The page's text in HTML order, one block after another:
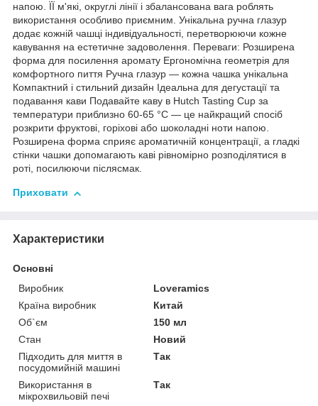
напою. ЇЇ м'які, округлі лінії і збалансована вага роблять
використання особливо приємним. Унікальна ручна глазур
додає кожній чашці індивідуальності, перетворюючи кожне
кавування на естетичне задоволення. Переваги: Розширена
форма для посилення аромату Ергономічна геометрія для
комфортного пиття Ручна глазур — кожна чашка унікальна
Компактний і стильний дизайн Ідеальна для дегустації та
подавання кави Подавайте каву в Hutch Tasting Cup за
температури приблизно 60-65 °C — це найкращий спосіб
розкрити фруктові, горіхові або шоколадні ноти напою.
Розширена форма сприяє ароматичній концентрації, а гладкі
стінки чашки допомагають каві рівномірно розподілятися в
роті, посилюючи післясмак.
Приховати
Характеристики
Основні
Виробник
Loveramics
Країна виробник
Китай
Об`єм
150 мл
Стан
Новий
Підходить для миття в
посудомийній машині
Так
Використання в
мікрохвильовій печі
Так